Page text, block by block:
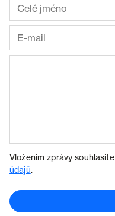
Vložením zprávy
údajů.